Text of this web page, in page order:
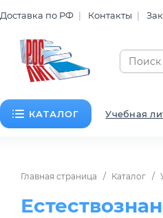
Доставка по РФ Контакты
КАТАЛОГ Учебная
Главная страница Каталог